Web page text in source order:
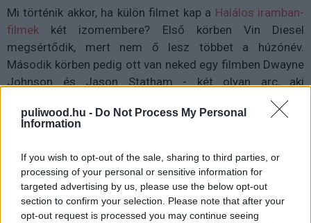
puliwood.hu - Do Not Process My Personal
Information
If you wish to opt-out of the sale, sharing to third parties, or
processing of your personal or sensitive information for
targeted advertising by us, please use the below opt-out
section to confirm your selection. Please note that after your
opt-out request is processed you may continue seeing
Mi történik akkor, ha külön filmet kap a Halálos iramban-
filmek két izomembere? Első körben Vin Diesel
megsértődik, mert nem ő lesz többet a húzónév.
Második körben pedig ott van neked egy filmben Dwayne
Johnson és Jason Statham - két olyan arc, aki
elméletben akkor is vállalhatóvá tudna avanzsálni egy
filmet, ha csak másfél órán keresztül metszenék
hozzávesszük azt, hogy ezzel a párossal könnyűszerrel
meg tudod idézni a kilencvenes évek buddy akciófilmjeit,
akkor nagyon jó úton vagy. Egy szebb világban mindez
minden probléma nélkül működött volna.